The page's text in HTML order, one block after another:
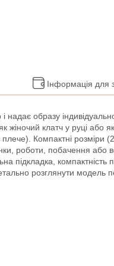
Інформація для
образу
клатч у руці або
плече). Компактні розміри
роботи, побачення або
підкладка, компактність
розглянути модель